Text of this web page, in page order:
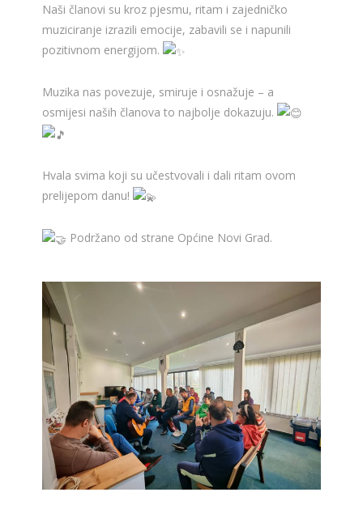
Naši članovi su kroz pjesmu, ritam i zajedničko
muziciranje izrazili emocije, zabavili se i napunili
pozitivnom energijom.
Muzika nas povezuje, smiruje i osnažuje – a
osmijesi naših članova to najbolje dokazuju.
Hvala svima koji su učestvovali i dali ritam ovom
prelijepom danu!
Podržano od strane Općine Novi Grad.